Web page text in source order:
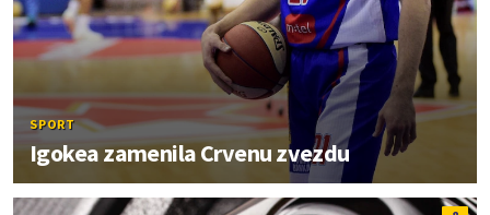
SPORT
Igokea zamenila Crvenu zvezdu